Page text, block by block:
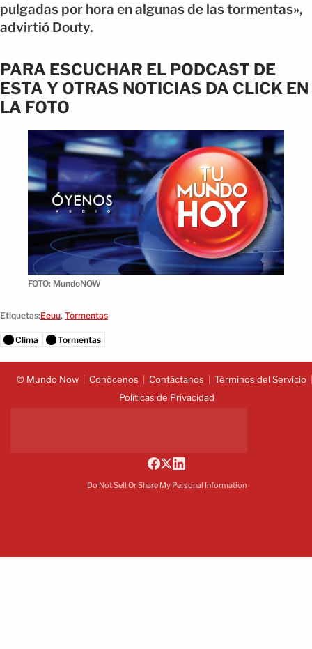
pulgadas por hora en algunas de las tormentas»,
advirtió Douty.
PARA ESCUCHAR EL PODCAST DE
ESTA Y OTRAS NOTICIAS DA CLICK EN
LA FOTO
FOTO: MundoNOW
Etiquetas:Eeuu, Tormentas
Clima Tormentas
© Mundo Now Conócenos Contáctanos
Términos del Servicio
Políticas de Privacidad
Do Not Sell Or Share My Personal Information